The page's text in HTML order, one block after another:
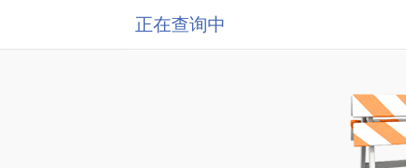
正在查询中